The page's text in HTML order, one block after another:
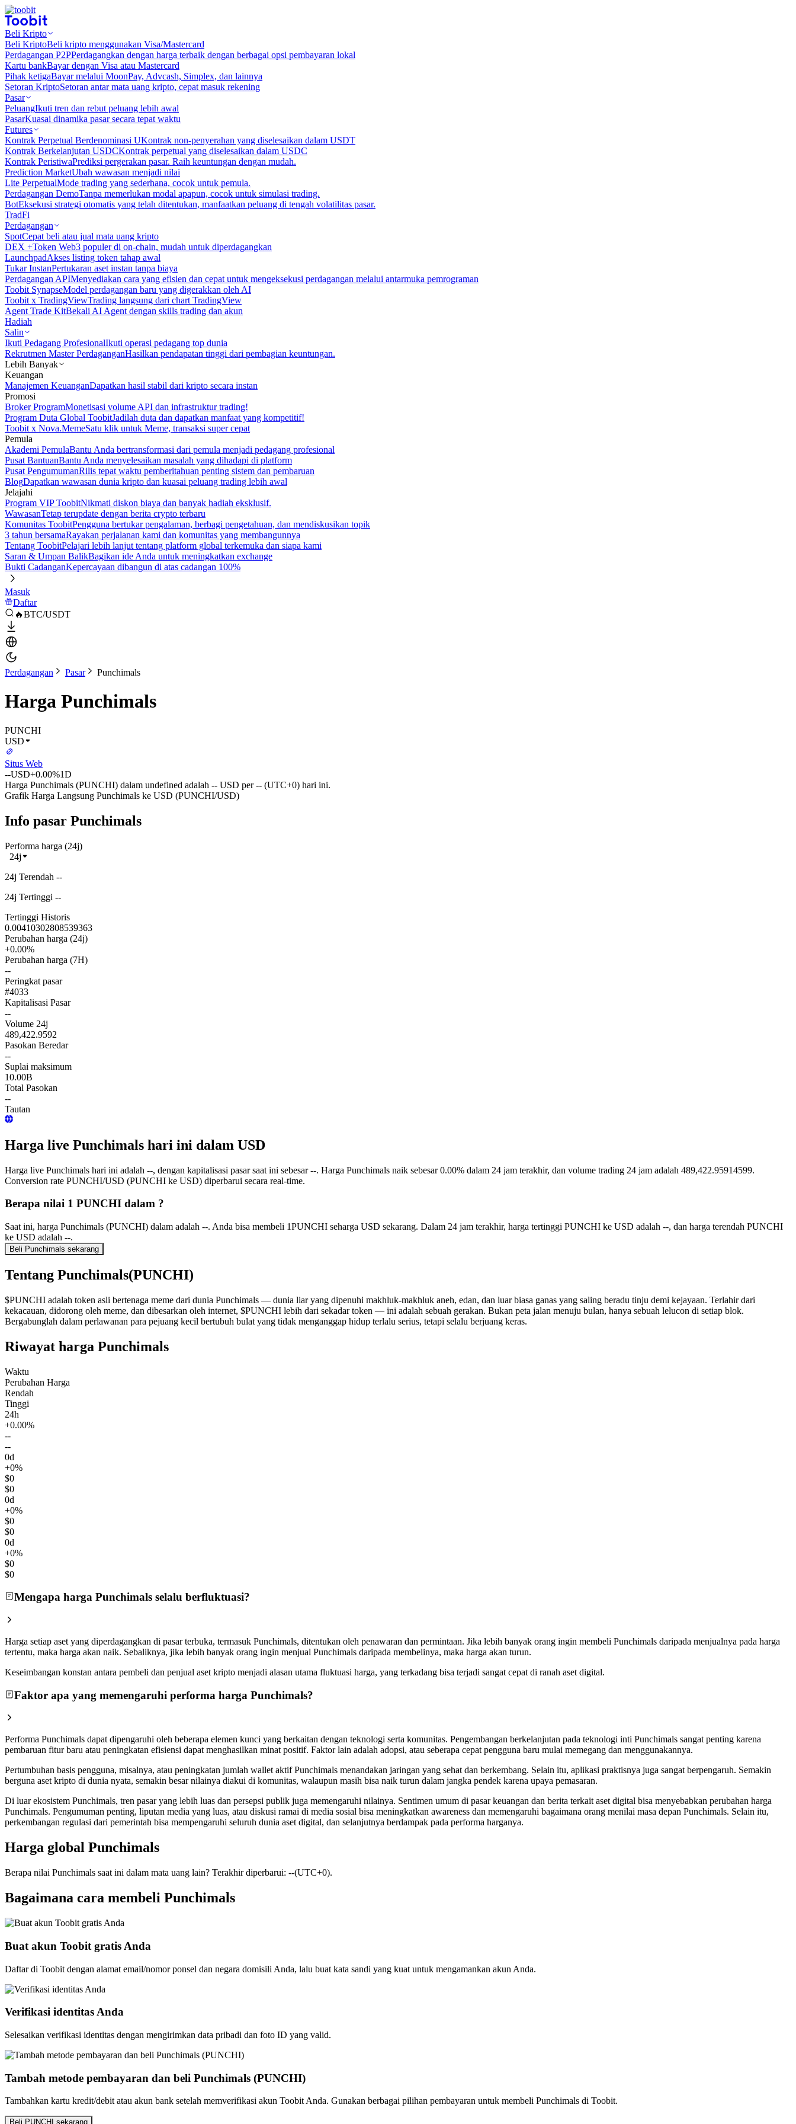
Beli Kripto
Beli KriptoBeli kripto menggunakan Visa/Mastercard
Perdagangan P2PPerdagangkan dengan harga terbaik dengan berbagai opsi pembayaran lokal
Kartu bankBayar dengan Visa atau Mastercard
Pihak ketigaBayar melalui MoonPay, Advcash, Simplex, dan lainnya
Setoran KriptoSetoran antar mata uang kripto, cepat masuk rekening
Pasar
PeluangIkuti tren dan rebut peluang lebih awal
PasarKuasai dinamika pasar secara tepat waktu
Futures
Kontrak Perpetual Berdenominasi UKontrak non-penyerahan yang diselesaikan dalam USDT
Kontrak Berkelanjutan USDCKontrak perpetual yang diselesaikan dalam USDC
Kontrak PeristiwaPrediksi pergerakan pasar. Raih keuntungan dengan mudah.
Prediction MarketUbah wawasan menjadi nilai
Lite PerpetualMode trading yang sederhana, cocok untuk pemula.
Perdagangan DemoTanpa memerlukan modal apapun, cocok untuk simulasi trading.
BotEksekusi strategi otomatis yang telah ditentukan, manfaatkan peluang di tengah volatilitas pasar.
TradFi
Perdagangan
SpotCepat beli atau jual mata uang kripto
DEX +Token Web3 populer di on-chain, mudah untuk diperdagangkan
LaunchpadAkses listing token tahap awal
Tukar InstanPertukaran aset instan tanpa biaya
Perdagangan APIMenyediakan cara yang efisien dan cepat untuk mengeksekusi perdagangan melalui antarmuka pemrograman
Toobit SynapseModel perdagangan baru yang digerakkan oleh AI
Toobit x TradingViewTrading langsung dari chart TradingView
Agent Trade KitBekali AI Agent dengan skills trading dan akun
Hadiah
Salin
Ikuti Pedagang ProfesionalIkuti operasi pedagang top dunia
Rekrutmen Master PerdaganganHasilkan pendapatan tinggi dari pembagian keuntungan.
Lebih Banyak
Keuangan
Manajemen KeuanganDapatkan hasil stabil dari kripto secara instan
Promosi
Broker ProgramMonetisasi volume API dan infrastruktur trading!
Program Duta Global ToobitJadilah duta dan dapatkan manfaat yang kompetitif!
Toobit x Nova.MemeSatu klik untuk Meme, transaksi super cepat
Pemula
Akademi PemulaBantu Anda bertransformasi dari pemula menjadi pedagang profesional
Pusat BantuanBantu Anda menyelesaikan masalah yang dihadapi di platform
Pusat PengumumanRilis tepat waktu pemberitahuan penting sistem dan pembaruan
BlogDapatkan wawasan dunia kripto dan kuasai peluang trading lebih awal
Jelajahi
Program VIP ToobitNikmati diskon biaya dan banyak hadiah eksklusif.
WawasanTetap terupdate dengan berita crypto terbaru
Komunitas ToobitPengguna bertukar pengalaman, berbagi pengetahuan, dan mendiskusikan topik
3 tahun bersamaRayakan perjalanan kami dan komunitas yang membangunnya
Tentang ToobitPelajari lebih lanjut tentang platform global terkemuka dan siapa kami
Saran & Umpan BalikBagikan ide Anda untuk meningkatkan exchange
Bukti CadanganKepercayaan dibangun di atas cadangan 100%
Masuk
Daftar
🔥BTC/USDT
Perdagangan Pasar Punchimals
Harga Punchimals
PUNCHI
USD
Situs Web
--USD+0.00%1D
Harga Punchimals (PUNCHI) dalam undefined adalah -- USD per -- (UTC+0) hari ini.
Grafik Harga Langsung Punchimals ke USD (PUNCHI/USD)
Info pasar Punchimals
Performa harga (24j)
24j
24j Terendah --
24j Tertinggi --
Tertinggi Historis
0.00410302808539363
Perubahan harga (24j)
+0.00%
Perubahan harga (7H)
--
Peringkat pasar
#4033
Kapitalisasi Pasar
--
Volume 24j
489,422.9592
Pasokan Beredar
--
Suplai maksimum
10.00B
Total Pasokan
--
Tautan
Harga live Punchimals hari ini dalam USD
Harga live Punchimals hari ini adalah --, dengan kapitalisasi pasar saat ini sebesar --. Harga Punchimals naik sebesar 0.00% dalam 24 jam terakhir, dan volume trading 24 jam adalah 489,422.95914599.
Conversion rate PUNCHI/USD (PUNCHI ke USD) diperbarui secara real-time.
Berapa nilai 1 PUNCHI dalam ?
Saat ini, harga Punchimals (PUNCHI) dalam adalah --. Anda bisa membeli 1PUNCHI seharga USD sekarang. Dalam 24 jam terakhir, harga tertinggi PUNCHI ke USD adalah --, dan harga terendah PUNCHI
ke USD adalah --.
Beli Punchimals sekarang
Tentang Punchimals(PUNCHI)
$PUNCHI adalah token asli bertenaga meme dari dunia Punchimals — dunia liar yang dipenuhi makhluk-makhluk aneh, edan, dan luar biasa ganas yang saling beradu tinju demi kejayaan. Terlahir dari
kekacauan, didorong oleh meme, dan dibesarkan oleh internet, $PUNCHI lebih dari sekadar token — ini adalah sebuah gerakan. Bukan peta jalan menuju bulan, hanya sebuah lelucon di setiap blok.
Bergabunglah dalam perlawanan para pejuang kecil bertubuh bulat yang tidak menganggap hidup terlalu serius, tetapi selalu berjuang keras.
Riwayat harga Punchimals
Waktu
Perubahan Harga
Rendah
Tinggi
24h
+0.00%
--
--
0d
+0%
$0
$0
0d
+0%
$0
$0
0d
+0%
$0
$0
Mengapa harga Punchimals selalu berfluktuasi?
Harga setiap aset yang diperdagangkan di pasar terbuka, termasuk Punchimals, ditentukan oleh penawaran dan permintaan. Jika lebih banyak orang ingin membeli Punchimals daripada menjualnya pada harga
tertentu, maka harga akan naik. Sebaliknya, jika lebih banyak orang ingin menjual Punchimals daripada membelinya, maka harga akan turun.
Keseimbangan konstan antara pembeli dan penjual aset kripto menjadi alasan utama fluktuasi harga, yang terkadang bisa terjadi sangat cepat di ranah aset digital.
Faktor apa yang memengaruhi performa harga Punchimals?
Performa Punchimals dapat dipengaruhi oleh beberapa elemen kunci yang berkaitan dengan teknologi serta komunitas. Pengembangan berkelanjutan pada teknologi inti Punchimals sangat penting karena
pembaruan fitur baru atau peningkatan efisiensi dapat menghasilkan minat positif. Faktor lain adalah adopsi, atau seberapa cepat pengguna baru mulai memegang dan menggunakannya.
Pertumbuhan basis pengguna, misalnya, atau peningkatan jumlah wallet aktif Punchimals menandakan jaringan yang sehat dan berkembang. Selain itu, aplikasi praktisnya juga sangat berpengaruh. Semakin
berguna aset kripto di dunia nyata, semakin besar nilainya diakui di komunitas, walaupun masih bisa naik turun dalam jangka pendek karena upaya pemasaran.
Di luar ekosistem Punchimals, tren pasar yang lebih luas dan persepsi publik juga memengaruhi nilainya. Sentimen umum di pasar keuangan dan berita terkait aset digital bisa menyebabkan perubahan harga
Punchimals. Pengumuman penting, liputan media yang luas, atau diskusi ramai di media sosial bisa meningkatkan awareness dan memengaruhi bagaimana orang menilai masa depan Punchimals. Selain itu,
perkembangan regulasi dari pemerintah bisa mempengaruhi seluruh dunia aset digital, dan selanjutnya berdampak pada performa harganya.
Harga global Punchimals
Berapa nilai Punchimals saat ini dalam mata uang lain? Terakhir diperbarui: --(UTC+0).
Bagaimana cara membeli Punchimals
Buat akun Toobit gratis Anda
Daftar di Toobit dengan alamat email/nomor ponsel dan negara domisili Anda, lalu buat kata sandi yang kuat untuk mengamankan akun Anda.
Verifikasi identitas Anda
Selesaikan verifikasi identitas dengan mengirimkan data pribadi dan foto ID yang valid.
Tambah metode pembayaran dan beli Punchimals (PUNCHI)
Tambahkan kartu kredit/debit atau akun bank setelah memverifikasi akun Toobit Anda. Gunakan berbagai pilihan pembayaran untuk membeli Punchimals di Toobit.
Beli PUNCHI sekarang